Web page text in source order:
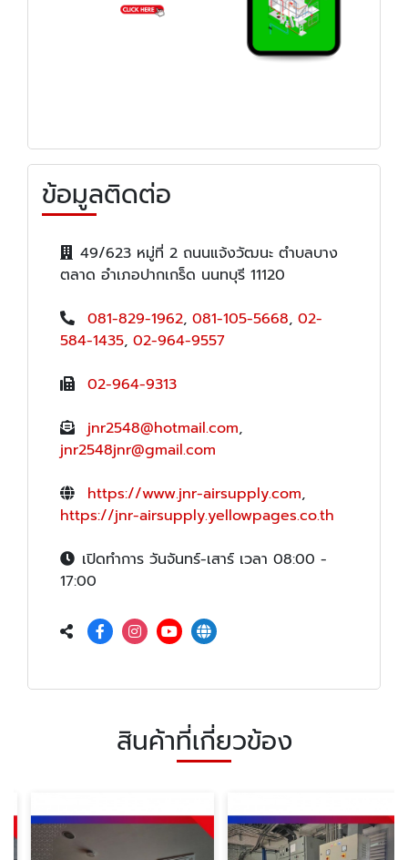
ข้อมูลติดต่อ
49/623 หมู่ที่ 2 ถนนแจ้งวัฒนะ ตำบลบาง
ตลาด อำเภอปากเกร็ด นนทบุรี 11120
081-829-1962, 081-105-5668, 02-
584-1435, 02-964-9557
02-964-9313
jnr2548@hotmail.com,
jnr2548jnr@gmail.com
https://www.jnr-airsupply.com,
https://jnr-airsupply.yellowpages.co.th
เปิดทำการ วันจันทร์-เสาร์ เวลา 08:00 -
17:00
สินค้าที่เกี่ยวข้อง